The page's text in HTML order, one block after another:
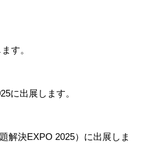
す。
に出展します。
解決EXPO 2025）に出展しま